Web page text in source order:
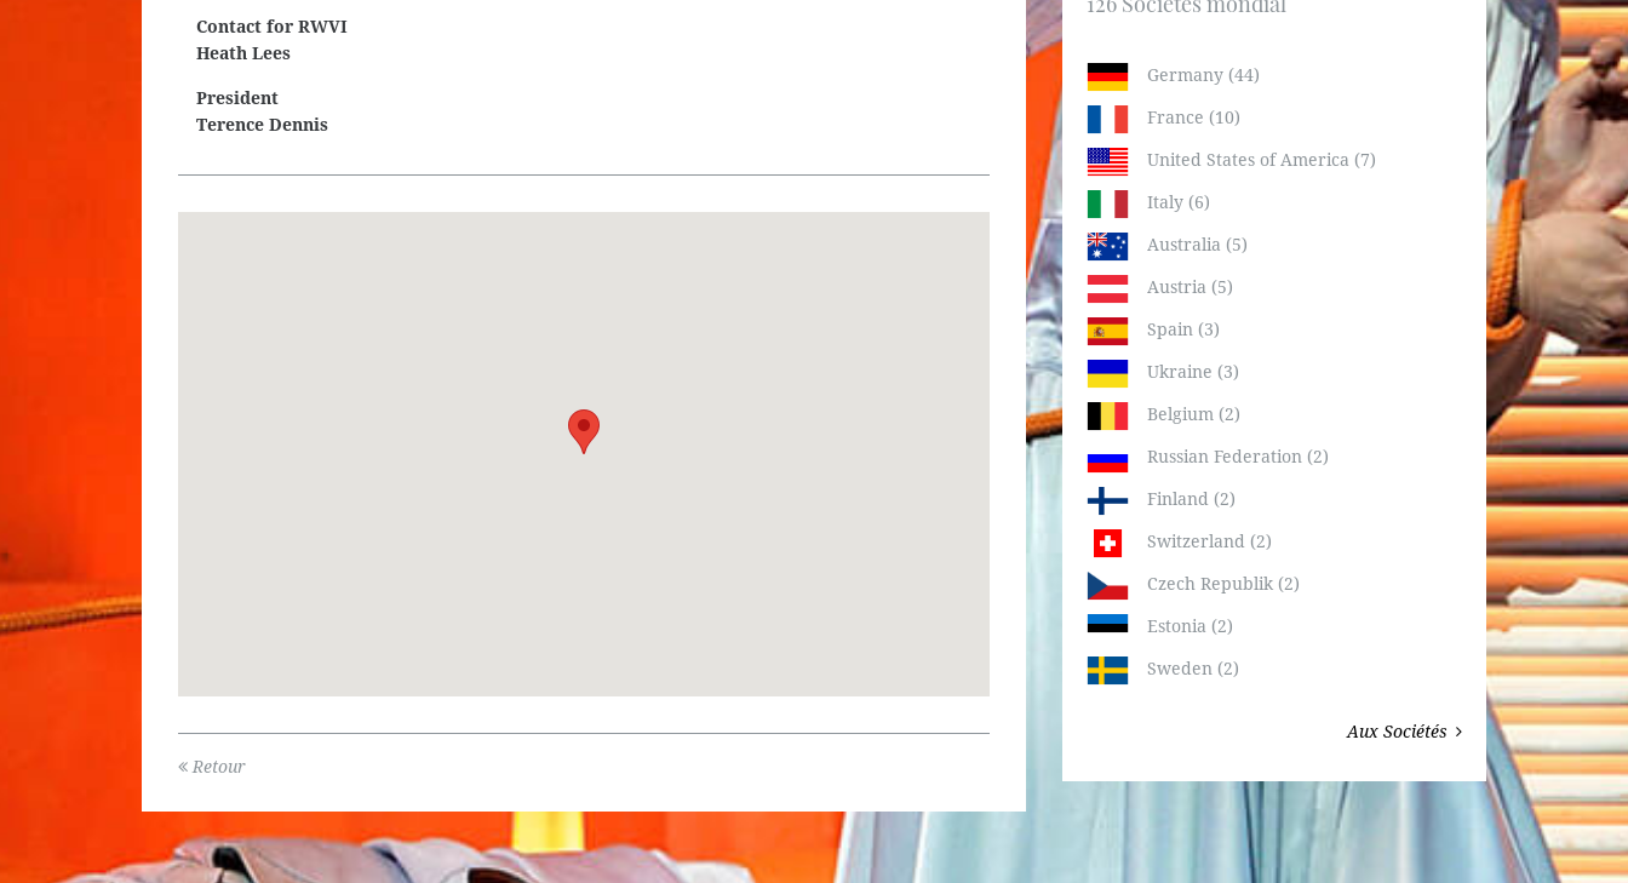
Contact for RWVI
Heath Lees
President
Terence Dennis
Retour
Germany (44)
France (10)
United States of America (7)
Italy (6)
Australia (5)
Austria (5)
Spain (3)
Ukraine (3)
Belgium (2)
Russian Federation (2)
Finland (2)
Switzerland (2)
Czech Republik (2)
Estonia (2)
Sweden (2)
Aux Sociétés